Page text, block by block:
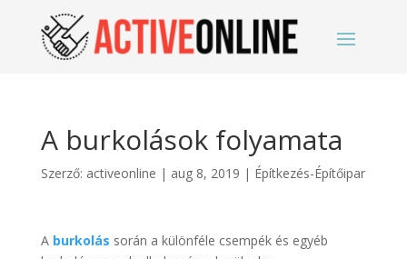
A burkolások folyamata
Szerző: activeonline | aug 8, 2019 | Építkezés-Építőipar
A burkolás során a különféle csempék és egyéb